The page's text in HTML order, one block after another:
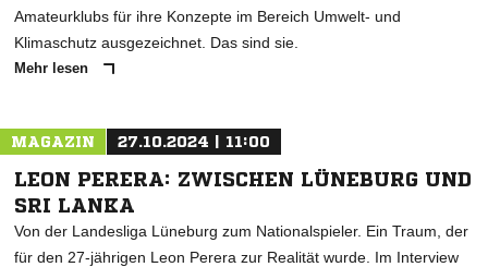
Amateurklubs für ihre Konzepte im Bereich Umwelt- und
Klimaschutz ausgezeichnet. Das sind sie.
Mehr lesen
MAGAZIN 27.10.2024 | 11:00
LEON PERERA: ZWISCHEN LÜNEBURG UND
SRI LANKA
Von der Landesliga Lüneburg zum Nationalspieler. Ein Traum, der
für den 27-jährigen Leon Perera zur Realität wurde. Im Interview